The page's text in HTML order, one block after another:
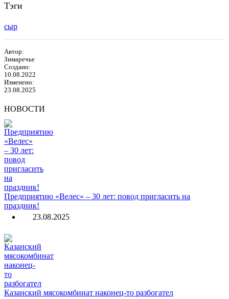
Тэги
сыр
Автор:
Зимаречье
Создано:
10.08.2022
Изменено:
23.08.2025
НОВОСТИ
Предприятию «Велес» – 30 лет: повод пригласить на
праздник!
23.08.2025
Казанский мясокомбинат наконец-то разбогател